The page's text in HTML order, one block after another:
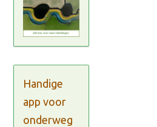
Handige
app voor
onderweg